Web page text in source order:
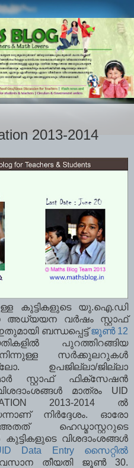
2013-2014
കുട്ടികളുടെ യു.ഐ.ഡി
അധ്യയന വര്‍ഷം സ്റ്റാഫ്
ബന്ധപ്പെട്ട്ജൂണ്‍ 12
പുറത്തിറങ്ങിയ
നിന്നുള്ള സര്‍ക്കുലറുകള്‍
ഉപജില്ലാ/ജില്ലാ
സ്റ്റാഫ് ഫിക്സേഷന്‍
മാത്രം UID
2013-2014 ല്‍
നിര്‍ദ്ദേശം. ഓരോ
ഹെഡ്മാസ്റ്ററുടെ
വിശദാംശങ്ങള്‍
Data Entry സൈറ്റില്‍
തീയതി ജൂണ്‍ 30.